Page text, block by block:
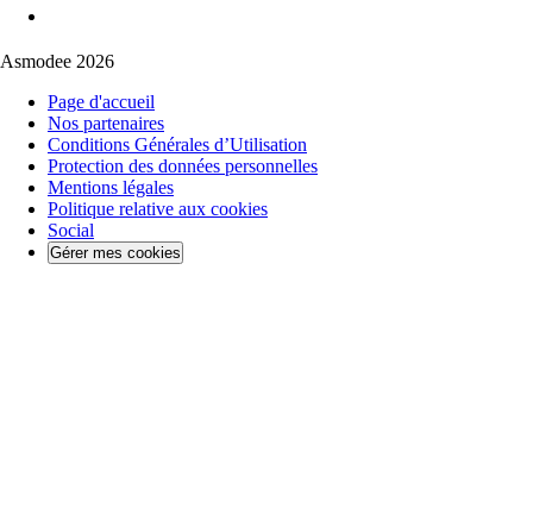
Asmodee 2026
Page d'accueil
Nos partenaires
Conditions Générales d’Utilisation
Protection des données personnelles
Mentions légales
Politique relative aux cookies
Social
Gérer mes cookies